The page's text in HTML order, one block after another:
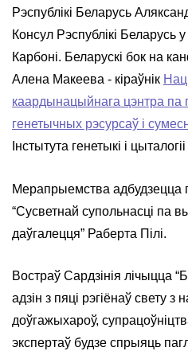
Рэспублікі Беларусь
Консул Рэспублікі Беларусь
Карбоні. Беларускі бок на
Алена Макеева - кіраўнік
каардынацыйнага цэнтра па
генетычных рэсурсаў і
Інстытута генетыкі і
Мерапрыемства адбудзецца
“Сусветнай супольнасці па
даўгалецця” Раберта Пілі.
Востраў Сардзінія лічыцца
адзін з пяці рэгіёнаў свету
доўгажыхароў,
экспертаў будзе спрыяць